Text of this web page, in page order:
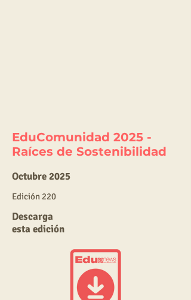
EduComunidad 2025 -
Raíces de Sostenibilidad
Octubre 2025
Edición 220
Descarga
esta edición